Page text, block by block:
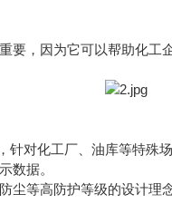
要，因为它可以帮助化
化工厂、油库等特殊
数据。
等高防护等级的设计理